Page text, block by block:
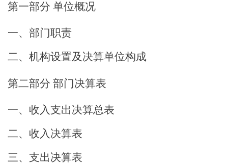
第一部分 单位概况
一、部门职责
二、机构设置及决算单位构成
第二部分 部门决算表
一、收入支出决算总表
二、收入决算表
三、支出决算表